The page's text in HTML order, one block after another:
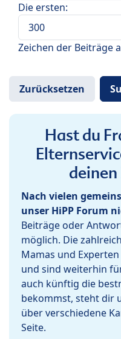
Die ersten:
Zeichen der Beiträge
Hast du
Nach vielen
unser HiPP Forum
Beiträge oder
möglich. Die
Mamas und
und sind weiterhin
auch künftig die
bekommst, steht dir
über verschiedene
Seite.